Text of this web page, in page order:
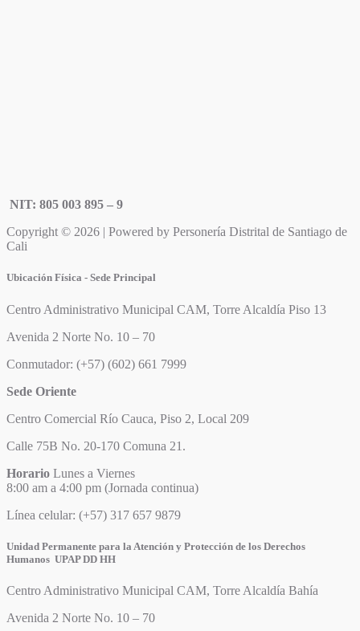
NIT: 805 003 895 – 9
Copyright © 2026 | Powered by Personería Distrital de Santiago de
Cali
Ubicación Física - Sede Principal
Centro Administrativo Municipal CAM, Torre Alcaldía Piso 13
Avenida 2 Norte No. 10 – 70
Conmutador: (+57) (602) 661 7999
Sede Oriente
Centro Comercial Río Cauca, Piso 2, Local 209
Calle 75B No. 20-170 Comuna 21.
Horario Lunes a Viernes
8:00 am a 4:00 pm (Jornada continua)
Línea celular: (+57) 317 657 9879
Unidad Permanente para la Atención y Protección de los Derechos
Humanos UPAP DD HH
Centro Administrativo Municipal CAM, Torre Alcaldía Bahía
Avenida 2 Norte No. 10 – 70